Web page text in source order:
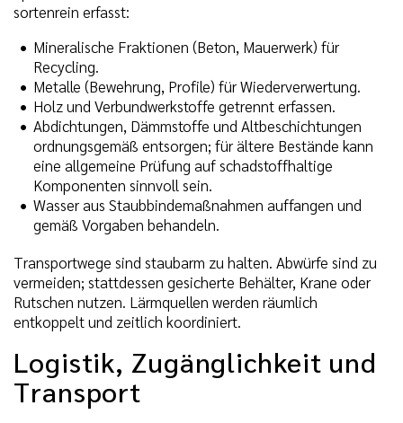
sortenrein erfasst:
Mineralische Fraktionen (Beton, Mauerwerk) für
Recycling.
Metalle (Bewehrung, Profile) für Wiederverwertung.
Holz und Verbundwerkstoffe getrennt erfassen.
Abdichtungen, Dämmstoffe und Altbeschichtungen
ordnungsgemäß entsorgen; für ältere Bestände kann
eine allgemeine Prüfung auf schadstoffhaltige
Komponenten sinnvoll sein.
Wasser aus Staubbindemaßnahmen auffangen und
gemäß Vorgaben behandeln.
Transportwege sind staubarm zu halten. Abwürfe sind zu
vermeiden; stattdessen gesicherte Behälter, Krane oder
Rutschen nutzen. Lärmquellen werden räumlich
entkoppelt und zeitlich koordiniert.
Logistik, Zugänglichkeit und
Transport